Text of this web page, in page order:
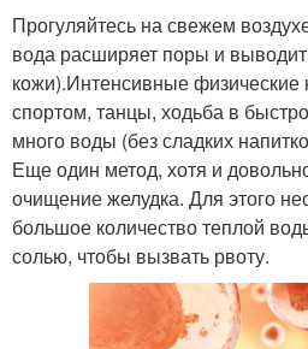
Прогуляйтесь на свежем
вода расширяет поры и
кожи).Интенсивные физические
спортом, танцы, ходьба в
много воды (без сладких
Еще один метод, хотя и
очищение желудка. Для этого
большое количество теплой
солью, чтобы вызвать рвоту.